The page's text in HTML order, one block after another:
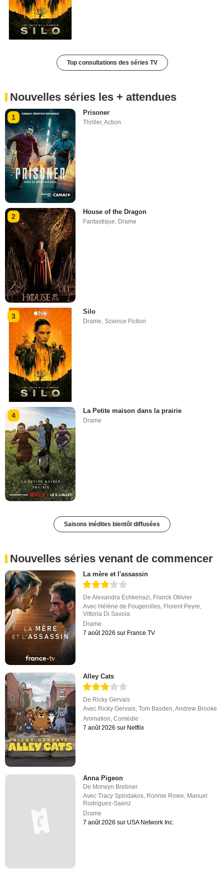
Top consultations des séries TV
Nouvelles séries les + attendues
1
Prisoner
Thriller,Action
2
House of the Dragon
Fantastique, Drame
3
Silo
Drame ,Science Fiction
4
La Petite maison dans la prairie
Drame
Saisons inédites bientôt diffusées
Nouvelles séries venant de commencer
La mère et l'assassin
DeAlexandra Echkenazi, Franck Ollivier
Avec Hélène de Fougerolles, Florent Peyre,
Vittoria Di Savoia
Drame
7 août 2026 sur France.TV
Alley Cats
De Ricky Gervais
Avec Ricky Gervais ,Tom Basden ,Andrew Brooke
Animation ,Comédie
7 août 2026 sur Netflix
Anna Pigeon
De Morwyn Brebner
AvecTracy Spiridakos, Ronnie Rowe, Manuel
Rodriguez-Saenz
Drame
7 août 2026 sur USA Network Inc.